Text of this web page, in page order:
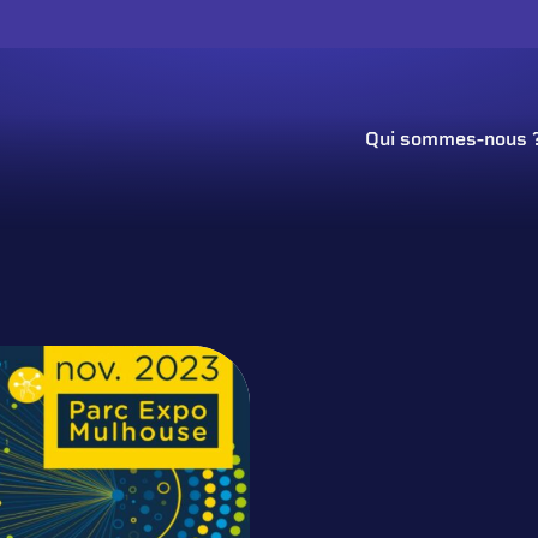
Qui sommes-nous